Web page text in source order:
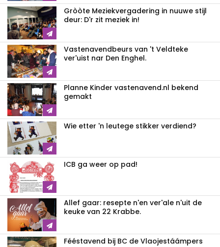
Gròòte Meziekvergadering in nuuwe stijl
deur: D'r zit meziek in!
Vastenavendbeurs van 't Veldteke
ver'uist nar Den Enghel.
Planne Kinder vastenavend.nl bekend
gemakt
Wie etter 'n leutege stikker verdiend?
ICB ga weer op pad!
Allef gaar: resepte n'en ver'ale n'uit de
keuke van 22 Krabbe.
Fééstavend bij BC de Vlaojestáámpers